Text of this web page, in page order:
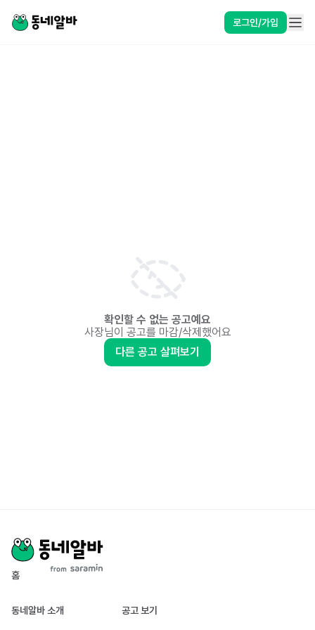
로그인/가입
확인할 수 없는 공고예요
사장님이 공고를 마감/삭제했어요
다른 공고 살펴보기
홈
동네알바 소개 공고 보기